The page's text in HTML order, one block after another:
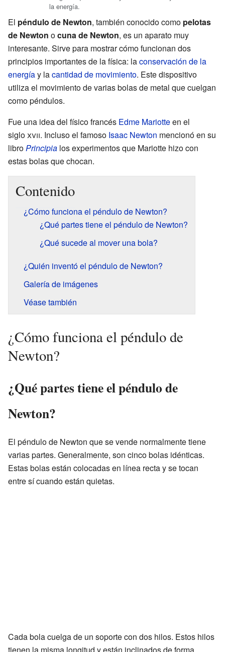
la energía.
El péndulo de Newton, también conocido como pelotas
de Newton ocuna de Newton, es un aparato muy
interesante. Sirve para mostrar cómo funcionan dos
principios importantes de la física: laconservación de la
energíay lacantidad de movimiento. Este dispositivo
utiliza el movimiento de varias bolas de metal que cuelgan
como péndulos.
Fue una idea del físico francés Edme Mariotteen el
sigloxvii. Incluso el famoso Isaac Newton mencionó en su
libroPrincipia los experimentos que Mariotte hizo con
estas bolas que chocan.
Contenido
¿Cómo funciona el péndulo de Newton?
¿Qué partes tiene el péndulo de Newton?
¿Qué sucede al mover una bola?
¿Quién inventó el péndulo de Newton?
Galería de imágenes
Véase también
¿Cómo funciona el péndulo de
Newton?
¿Qué partes tiene el péndulo de
Newton?
El péndulo de Newton que se vende normalmente tiene
varias partes. Generalmente, son cinco bolas idénticas.
Estas bolas están colocadas en línea recta y se tocan
entre sí cuando están quietas.
Cada bola cuelga de un soporte con dos hilos. Estos hilos
tienen la misma longitud y están inclinados de forma